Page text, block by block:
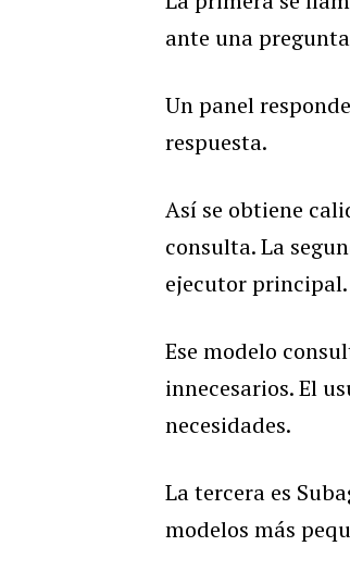
ante una
Un panel
respuesta.
Así se obtiene
consulta. La
ejecutor principal.
Ese modelo
innecesarios. El
necesidades.
La tercera es
modelos más